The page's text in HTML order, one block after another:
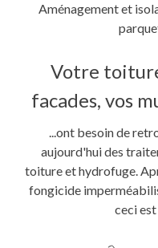
Aménagement et
Votre
facades, vos
...ont besoin de
aujourd'hui des
toiture et hydrofuge.
fongicide
ceci